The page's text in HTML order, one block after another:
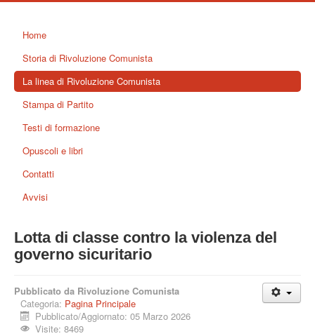
Home
Storia di Rivoluzione Comunista
La linea di Rivoluzione Comunista
Stampa di Partito
Testi di formazione
Opuscoli e libri
Contatti
Avvisi
Lotta di classe contro la violenza del
governo sicuritario
Pubblicato da Rivoluzione Comunista
Categoria: Pagina Principale
Pubblicato/Aggiornato: 05 Marzo 2026
Visite: 8469